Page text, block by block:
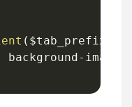
( $tab_prefixes
background-